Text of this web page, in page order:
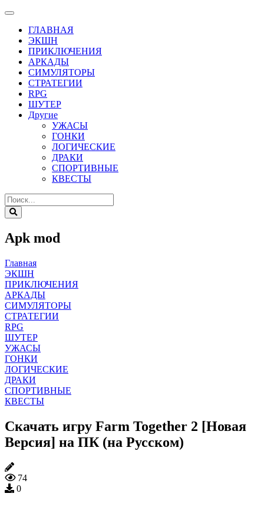
ГЛАВНАЯ
ЭКШН
ПРИКЛЮЧЕНИЯ
АРКАДЫ
СИМУЛЯТОРЫ
СТРАТЕГИИ
RPG
ШУТЕР
Другие
УЖАСЫ
ГОНКИ
ЛОГИЧЕСКИЕ
ДРАКИ
СПОРТИВНЫЕ
КВЕСТЫ
Apk mod
Главная
ЭКШН
ПРИКЛЮЧЕНИЯ
АРКАДЫ
СИМУЛЯТОРЫ
СТРАТЕГИИ
RPG
ШУТЕР
УЖАСЫ
ГОНКИ
ЛОГИЧЕСКИЕ
ДРАКИ
СПОРТИВНЫЕ
КВЕСТЫ
Скачать игру Farm Together 2 [Новая
Версия] на ПК (на Русском)
74
0